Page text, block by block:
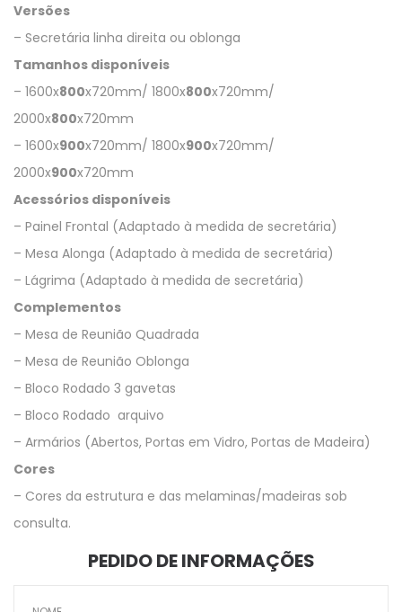
Versões
– Secretária linha direita ou oblonga
Tamanhos disponíveis
– 1600x800x720mm/ 1800x800x720mm/
2000x800x720mm
– 1600x900x720mm/ 1800x900x720mm/
2000x900x720mm
Acessórios disponíveis
– Painel Frontal (Adaptado à medida de secretária)
– Mesa Alonga (Adaptado à medida de secretária)
– Lágrima (Adaptado à medida de secretária)
Complementos
– Mesa de Reunião Quadrada
– Mesa de Reunião Oblonga
– Bloco Rodado 3 gavetas
– Bloco Rodado arquivo
– Armários (Abertos, Portas em Vidro, Portas de Madeira)
Cores
– Cores da estrutura e das melaminas/madeiras sob
consulta.
PEDIDO DE INFORMAÇÕES